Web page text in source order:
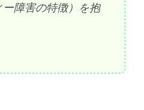
障害の特徴）を抱